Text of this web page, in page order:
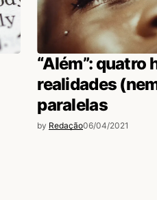
“Além”: quatro
realidades
paralelas
by Redação06/04/2021